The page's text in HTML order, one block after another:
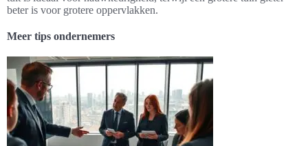
beter is voor grotere oppervlakken.
Meer tips ondernemers